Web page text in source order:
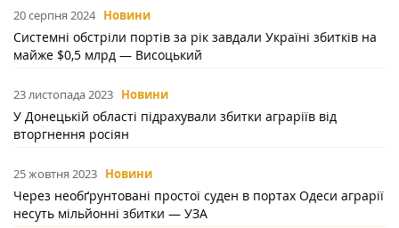
20 серпня 2024 Новини
Системні обстріли портів за рік завдали Україні збитків на
майже $0,5 млрд — Висоцький
23 листопада 2023 Новини
У Донецькій області підрахували збитки аграріїв від
вторгнення росіян
25 жовтня 2023 Новини
Через необґрунтовані простої суден в портах Одеси аграрії
несуть мільйонні збитки — УЗА